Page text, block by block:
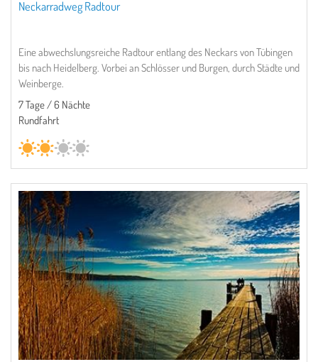
Neckarradweg Radtour
Eine abwechslungsreiche Radtour entlang des Neckars von Tübingen
bis nach Heidelberg. Vorbei an Schlösser und Burgen, durch Städte und
Weinberge.
7 Tage / 6 Nächte
Rundfahrt